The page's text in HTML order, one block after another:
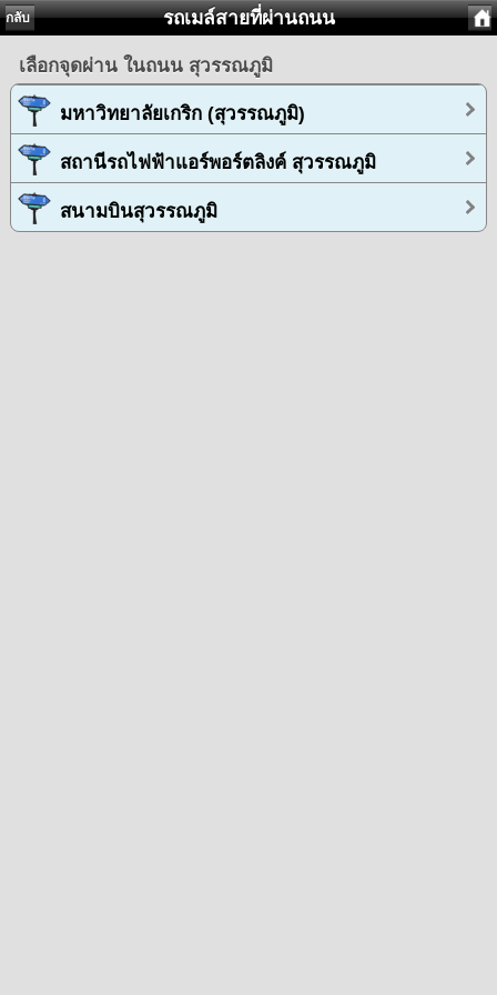
กลับ รถเมล์สายที่ผ่านถนน
เลือกจุดผ่าน ในถนน สุวรรณภูมิ
มหาวิทยาลัยเกริก (สุวรรณภูมิ)
สถานีรถไฟฟ้าแอร์พอร์ตลิงค์ สุวรรณภูมิ
สนามบินสุวรรณภูมิ